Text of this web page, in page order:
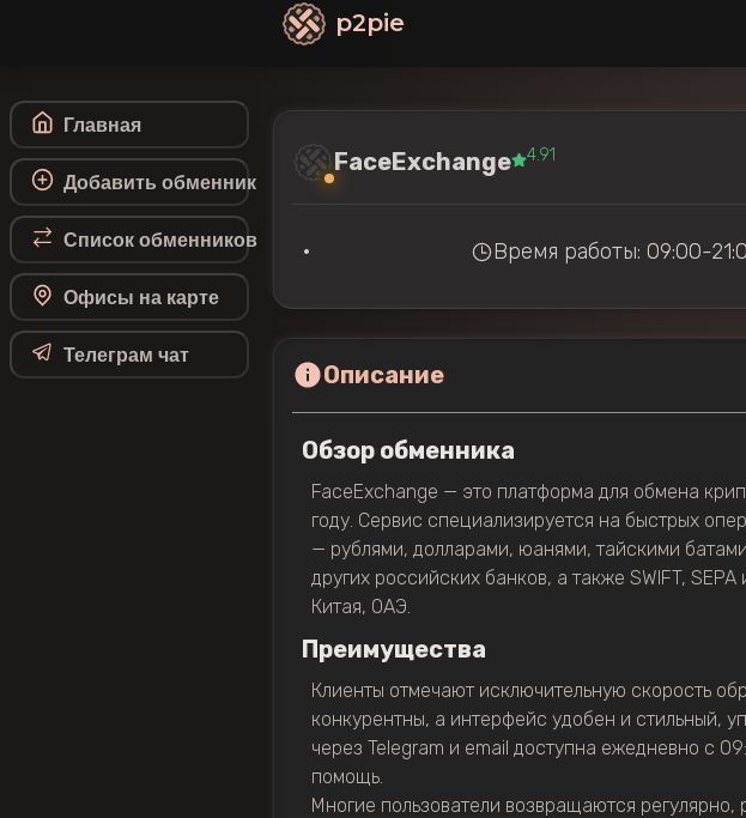
Главная
Добавить обменник
Список обменников
Офисы на карте
Телеграм чат
p2pie
FaceExchange 4.91
• Время работы: 09:00-
Описание
Обзор обменника
FaceExchange — это платформа для обмена
году. Сервис специализируется на быстрых
— рублями, долларами, юанями, тайскими
других российских банков, а также SWIFT,
Китая, ОАЭ.
Преимущества
Клиенты отмечают исключительную скорость
конкурентны, а интерфейс удобен и стильный,
через Telegram и email доступна ежедневно с
помощь.
Многие пользователи возвращаются регулярно,